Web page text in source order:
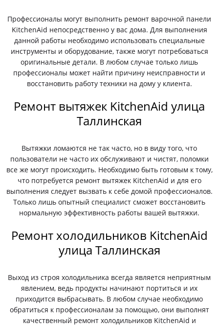
Профессионалы могут выполнить ремонт варочной панели
KitchenAid непосредственно у вас дома. Для выполнения
данной работы необходимо использовать специальные
инструменты и оборудование, также могут потребоваться
оригинальные детали. В любом случае только лишь
профессионалы может найти причину неисправности и
восстановить работу техники на дому у клиента.
Ремонт вытяжек KitchenAid улица
Таллинская
Вытяжки ломаются не так часто, но в виду того, что
пользователи не часто их обслуживают и чистят, поломки
все же могут происходить. Необходимо быть готовым к тому,
что потребуется ремонт вытяжек KitchenAid и для его
выполнения следует вызвать к себе домой профессионалов.
Только лишь опытный специалист сможет восстановить
нормальную эффективность работы вашей вытяжки.
Ремонт холодильников KitchenAid
улица Таллинская
Выход из строя холодильника всегда является неприятным
явлением, ведь продукты начинают портиться и их
приходится выбрасывать. В любом случае необходимо
обратиться к профессионалам за помощью, они выполнят
качественный ремонт холодильников KitchenAid и